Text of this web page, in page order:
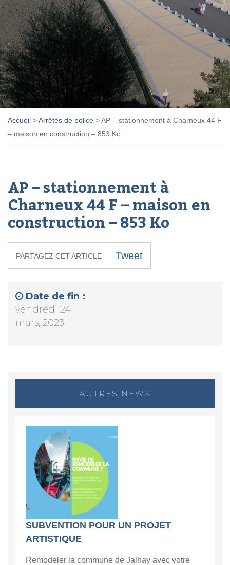
Accueil >Arrêtés de police >AP – stationnement à Charneux 44 F
– maison en construction – 853 Ko
AP – stationnement à
Charneux 44 F – maison en
construction – 853 Ko
PARTAGEZ CET ARTICLE Tweet
Date de fin :
vendredi 24
mars, 2023
AUTRES NEWS
SUBVENTION POUR UN PROJET
ARTISTIQUE
Remodeler la commune de Jalhay avec votre